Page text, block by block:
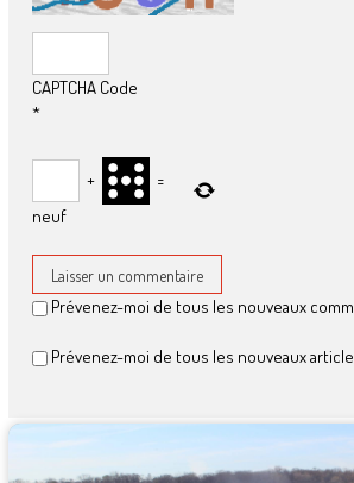
CAPTCHA Code
*
+
=
neuf
Prévenez-moi de tous les nouveaux
Prévenez-moi de tous les nouveaux